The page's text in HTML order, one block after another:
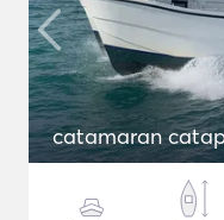
catamaran